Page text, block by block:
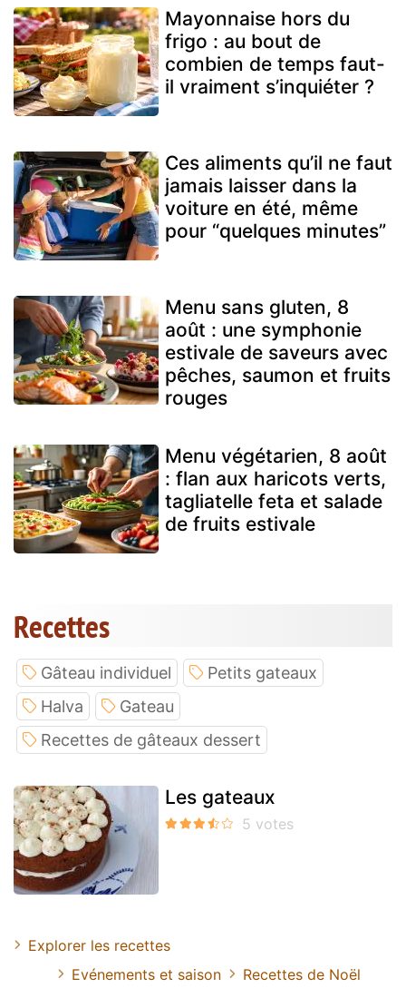
Mayonnaise hors du
frigo : au bout de
combien de temps faut-
il vraiment s’inquiéter ?
Ces aliments qu’il ne faut
jamais laisser dans la
voiture en été, même
pour “quelques minutes”
Menu sans gluten, 8
août : une symphonie
estivale de saveurs avec
pêches, saumon et fruits
rouges
Menu végétarien, 8 août
: flan aux haricots verts,
tagliatelle feta et salade
de fruits estivale
Recettes
Gâteau individuel
Petits gateaux
Halva
Gateau
Recettes de gâteaux dessert
Les gateaux
Explorer les recettes
Evénements et saison
Recettes de Noël